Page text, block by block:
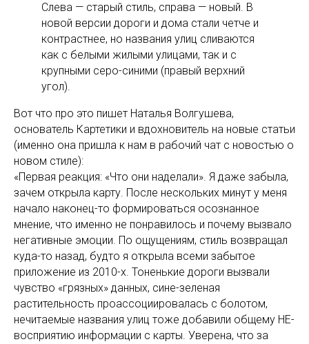
Слева — старый стиль, справа — новый. В
новой версии дороги и дома стали четче и
контрастнее, но названия улиц сливаются
как с белыми жилыми улицами, так и с
крупными серо-синими (правый верхний
угол).
Вот что про это пишет Наталья Волгушева,
основатель Картетики и вдохновитель на новые статьи
(именно она пришла к нам в рабочий чат с новостью о
новом стиле):
«Первая реакция: «Что они наделали». Я даже забыла,
зачем открыла карту. После нескольких минут у меня
начало наконец-то формироваться осознанное
мнение, что именно не понравилось и почему вызвало
негативные эмоции. По ощущениям, стиль возвращал
куда-то назад, будто я открыла всеми забытое
приложение из 2010-х. Тоненькие дороги вызвали
чувство «грязных» данных, сине-зеленая
растительность проассоциировалась с болотом,
нечитаемые названия улиц тоже добавили общему НЕ-
восприятию информации с карты. Уверена, что за